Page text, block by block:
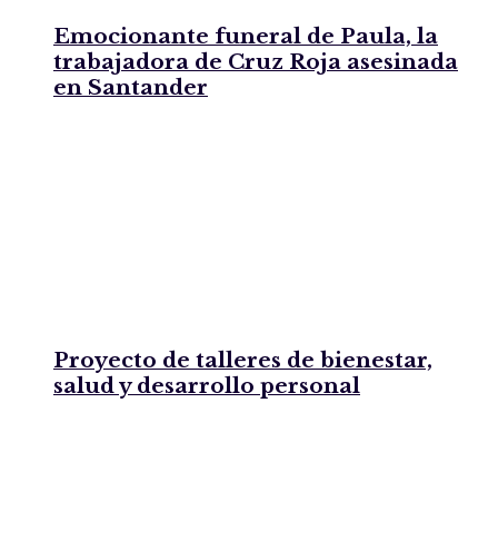
Emocionante funeral de Paula, la
trabajadora de Cruz Roja asesinada
en Santander
Proyecto de talleres de bienestar,
salud y desarrollo personal